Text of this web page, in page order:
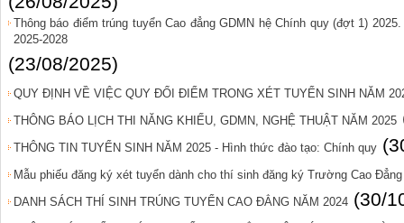
Thông báo điểm trúng tuyển Cao đẳng GDMN hệ Chính quy (đợt 1)
2025-2028
(23/08/2025)
QUY ĐỊNH VỀ VIỆC QUY ĐỔI ĐIỂM TRONG XÉT TUYỂN SINH NĂM
THÔNG BÁO LỊCH THI NĂNG KHIẾU, GDMN, NGHỆ THUẬT NĂM 2025
THÔNG TIN TUYỂN SINH NĂM 2025 - Hình thức đào tạo: Chính quy
Mẫu phiếu đăng ký xét tuyển dành cho thí sinh đăng ký Trường Cao
DANH SÁCH THÍ SINH TRÚNG TUYỂN CAO ĐẲNG NĂM 2024 (30/